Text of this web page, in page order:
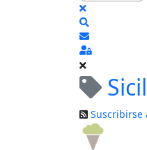
x
Suscribirse
Sign In
Suscribirse